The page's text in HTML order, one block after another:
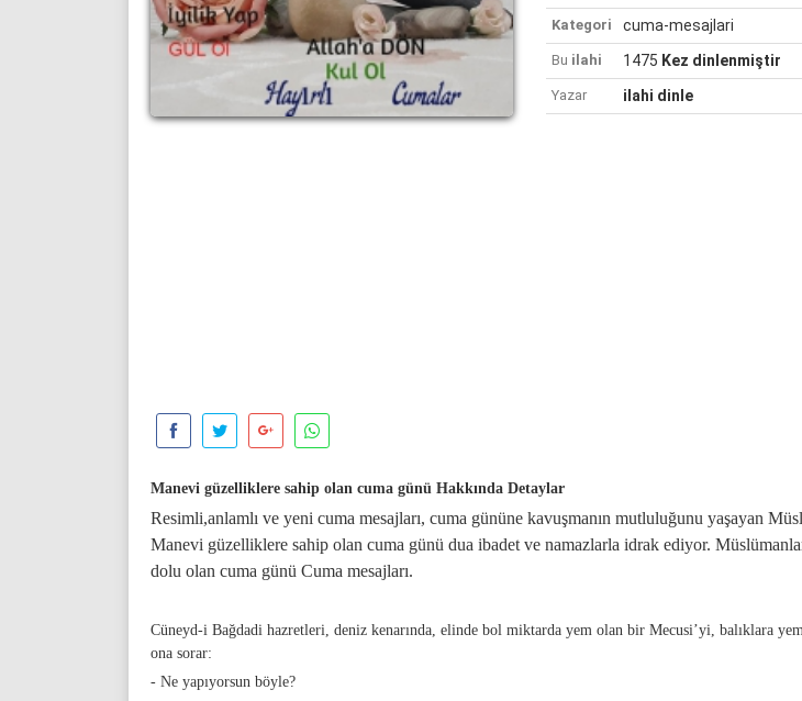
Kategori cuma-mesajlari
Bu ilahi 1475 Kez dinlenmiştir
Yazar ilahi dinle
Manevi güzelliklere sahip olan cuma günü Hakkında Detaylar
Resimli,anlamlı ve yeni cuma mesajları, cuma gününe kavuşmanın mutluluğunu yaşayan
Manevi güzelliklere sahip olan cuma günü dua ibadet ve namazlarla idrak ediyor.
dolu olan cuma günü Cuma mesajları.
Cüneyd-i Bağdadi hazretleri, deniz kenarında, elinde bol miktarda yem olan bir Mecusi’yi, balıklara
ona sorar:
- Ne yapıyorsun böyle?